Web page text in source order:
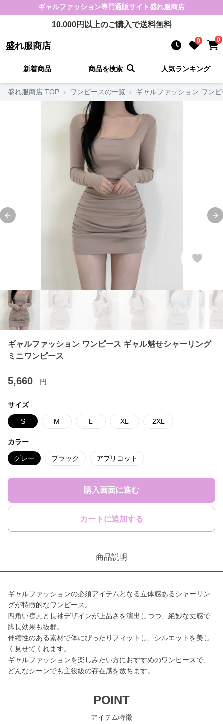
ギャルファッション専門通販サイト盛れ服商店
10,000円以上のご購入で送料無料
盛れ服商店 0 0
新着商品 商品を検索 人気ランキング
盛れ服商店 TOP › ワンピースの一覧 › ギャルファッション ワン
Previous slide
ギャルファッション ワンピース ギャル魅せシャーリング
ミニワンピース
5,660 円
サイズ
S M L XL 2XL
カラー
グレー ブラック アプリコット
購入画面に進む
カートに追加する
商品説明
ギャルファッションの必須アイテムとなる立体感あるシャーリン
グが特徴的なワンピース。
四角い襟元と長袖デザインが上品さを演出しつつ、絶妙な丈感で
脚長効果も抜群。
伸縮性のある素材で体にぴったりフィットし、シルエットを美し
く見せてくれます。
ギャルファッションを楽しみたい方におすすめのワンピースで、
どんなシーンでも主役級の存在感を放ちます。
POINT
アイテム特徴